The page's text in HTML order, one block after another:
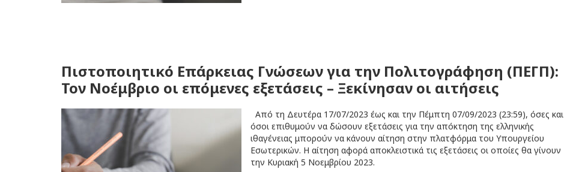
Πιστοποιητικό Επάρκειας Γνώσεων για την Πολιτογράφηση (ΠΕΓΠ):
Τον Νοέμβριο οι επόμενες εξετάσεις – Ξεκίνησαν οι αιτήσεις
Από τη Δευτέρα 17/07/2023 έως και την Πέμπτη 07/09/2023 (23:59), όσες και
όσοι επιθυμούν να δώσουν εξετάσεις για την απόκτηση της ελληνικής
ιθαγένειας μπορούν να κάνουν αίτηση στην πλατφόρμα του Υπουργείου
Εσωτερικών. Η αίτηση αφορά αποκλειστικά τις εξετάσεις οι οποίες θα γίνουν
την Κυριακή 5 Νοεμβρίου 2023.